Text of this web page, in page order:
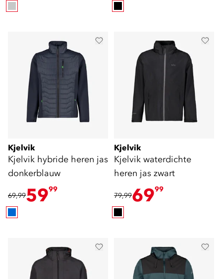
Kjelvik
Kjelvik hybride heren jas
donkerblauw
69,995999
Kjelvik
Kjelvik waterdichte
heren jas zwart
79,996999